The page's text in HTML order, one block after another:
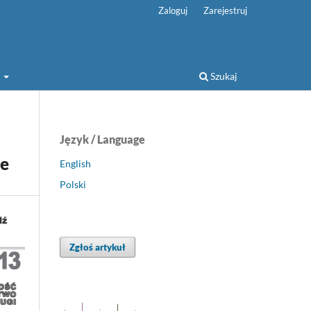
Szukaj
Zaloguj Zarejestruj
Język / Language
English
Polski
Zgłoś artykuł